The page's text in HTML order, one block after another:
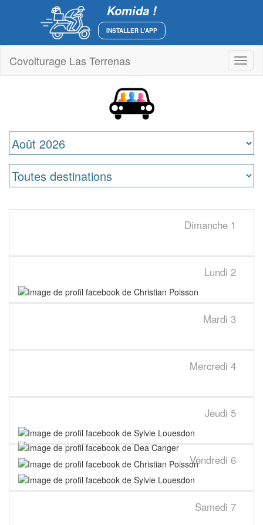
Komida !
INSTALLER L'APP
Covoiturage Las Terrenas
Dimanche 1
Lundi 2
Mardi 3
Mercredi 4
Jeudi 5
Vendredi 6
Samedi 7